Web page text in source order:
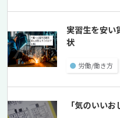
実習生を安い
状
● 労働/働き方
「気のいい